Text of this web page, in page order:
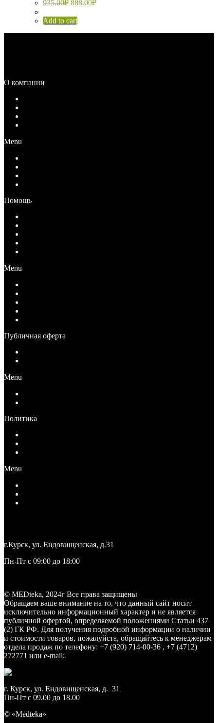
935.00₽ 888.00₽
Add to cart
О компании
Menu
Помощь
Menu
Публичная оферта
Menu
Политика
Menu
г.Курск, ул. Ендовищенская, д.31
Пн-Пт с 09:00 до 18:00
© MEDteka, 2024г Все права защищены
Обращаем ваше внимание на то, что данный сайт носит
исключительно информационный характер и не является
публичной офертой, определяемой положениями Статьи 437
(2) ГК РФ. Для получения подробной информации о наличии
и стоимости товаров, пожалуйста, обращайтесь к менеджерам
отдела продаж по телефону: +7 (920) 714-00-36 , +7 (4712)
272771 или e-mail:
г. Курск, ул. Ендовищенская, д. 31
Пн-Пт с 09.00 до 18.00
© «Medteka»